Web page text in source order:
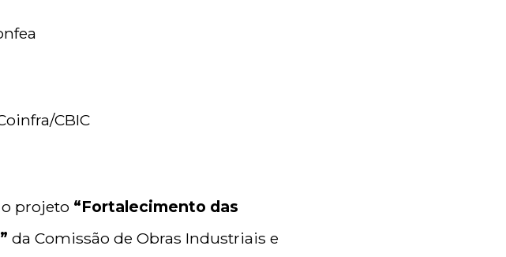
CBIC
projeto “Fortalecimento das
da Comissão de Obras Industriais e